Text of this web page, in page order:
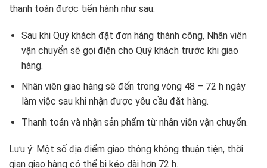
thanh toán được tiến hành như sau:
Sau khi Quý khách đặt đơn hàng thành công, Nhân viên
vận chuyển sẽ gọi điện cho Quý khách trước khi giao
hàng.
Nhân viên giao hàng sẽ đến trong vòng 48 – 72 h ngày
làm việc sau khi nhận được yêu cầu đặt hàng.
Thanh toán và nhận sản phẩm từ nhân viên vận chuyển.
Lưu ý: Một số địa điểm giao thông không thuận tiện, thời
gian giao hàng có thể bị kéo dài hơn 72 h.